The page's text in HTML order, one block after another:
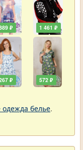
₽
₽
1 461 ₽
572 ₽
одежда белье.